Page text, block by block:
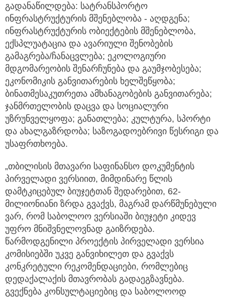
გადანაწილდება: სატრანსპორტო
ინფრასტრუქტურის მშენებლობა - აღდგენა;
ინფრასტრუქტურის ობიექტების მშენებლობა,
ექსპლუატაცია და ავარიული შენობების
გამაგრება/ჩანაცვლება; ეკოლოგიური
მდგომარეობის შენარჩუნება და გაუმჯობესება;
ეკონომიკის განვითარების ხელშეწყობა;
ბინათმესაკუთრეთა ამხანაგობების განვითარება;
ჯანმრთელობის დაცვა და სოციალური
უზრუნველყოფა; განათლება; კულტურა, სპორტი
და ახალგაზრდობა; საზოგადოებრივი წესრიგი და
უსაფრთხოება.
„თბილისის მთავარი საფინანსო დოკუმენტის
პირველადი ვერსიით, მიმდინარე წლის
დამტკიცებულ ბიუჯეტთან შედარებით, 62-
მილიონიანი ზრდა გვაქვს, მაგრამ დარწმუნებული
ვარ, რომ საბოლოო ვერსიაში ბიუჯეტი კიდევ
უფრო მნიშვნელოვნად გაიზრდება.
წარმოდგენილი პროექტის პირველადი ვერსია
კომისიებში უკვე განვიხილეთ და გვაქვს
კონკრეტული რეკომენდაციები, რომლებიც
დედაქალაქის მთავრობას გადაეგზავნება.
გვექნება კონსულტაციებიც და საბოლოოდ